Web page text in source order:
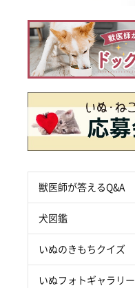
獣医師が答えるQ&A
犬図鑑
いぬのきもちクイズ
いぬフォトギャラリー